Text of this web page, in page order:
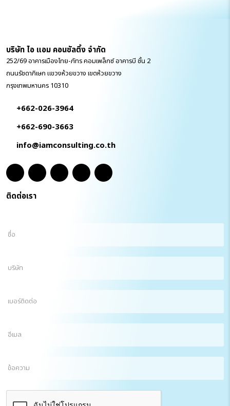
บริษัท ไอ แอม คอนซัลติ้ง จำกัด
252/69 อาคารเมืองไทย-ภัทร คอมเพล็กซ์ อาคารบี ชั้น 2
ถนนรัชดาภิเษก แขวงห้วยขวาง เขตห้วยขวาง
กรุงเทพมหานคร 10310
+662-026-3964
+662-690-3663
info@iamconsulting.co.th
ติดต่อเรา
ชื่อ
บริษัท
เบอร์
อีเมล
ข้อความ